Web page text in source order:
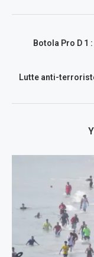
Botola Pro D 1
Lutte anti-